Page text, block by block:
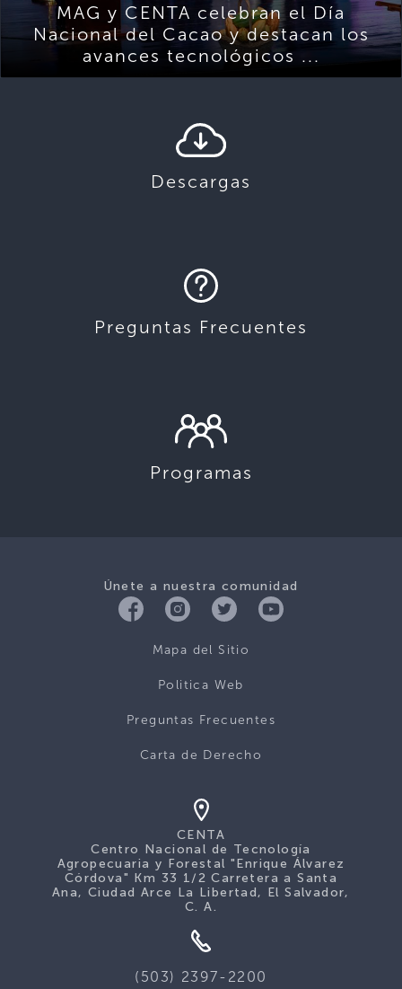
MAG y CENTA celebran el Día
Nacional del Cacao y destacan los
avances tecnológicos ...
Descargas
Preguntas Frecuentes
Programas
Únete a nuestra comunidad
Mapa del Sitio
Politica Web
Preguntas Frecuentes
Carta de Derecho
CENTA
Centro Nacional de Tecnología
Agropecuaria y Forestal "Enrique Álvarez
Córdova" Km 33 1/2 Carretera a Santa
Ana, Ciudad Arce La Libertad, El Salvador,
C. A.
(503) 2397-2200